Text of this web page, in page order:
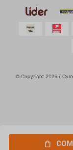
© Copyright 2026 /